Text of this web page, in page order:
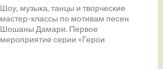
Шоу, музыка, танцы и творческие
мастер-классы по мотивам песен
Шошаны Дамари. Первое
мероприятие серии «Герои